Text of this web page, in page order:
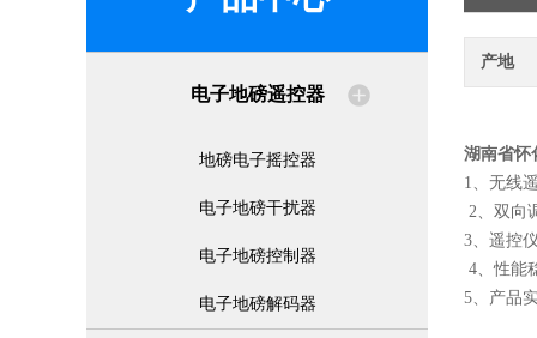
电子地磅遥控器
地磅电子摇控器
电子地磅干扰器
电子地磅控制器
电子地磅解码器
产地
湖南省怀
1、无线
2、双向
3、遥控
4、性能
5、产品